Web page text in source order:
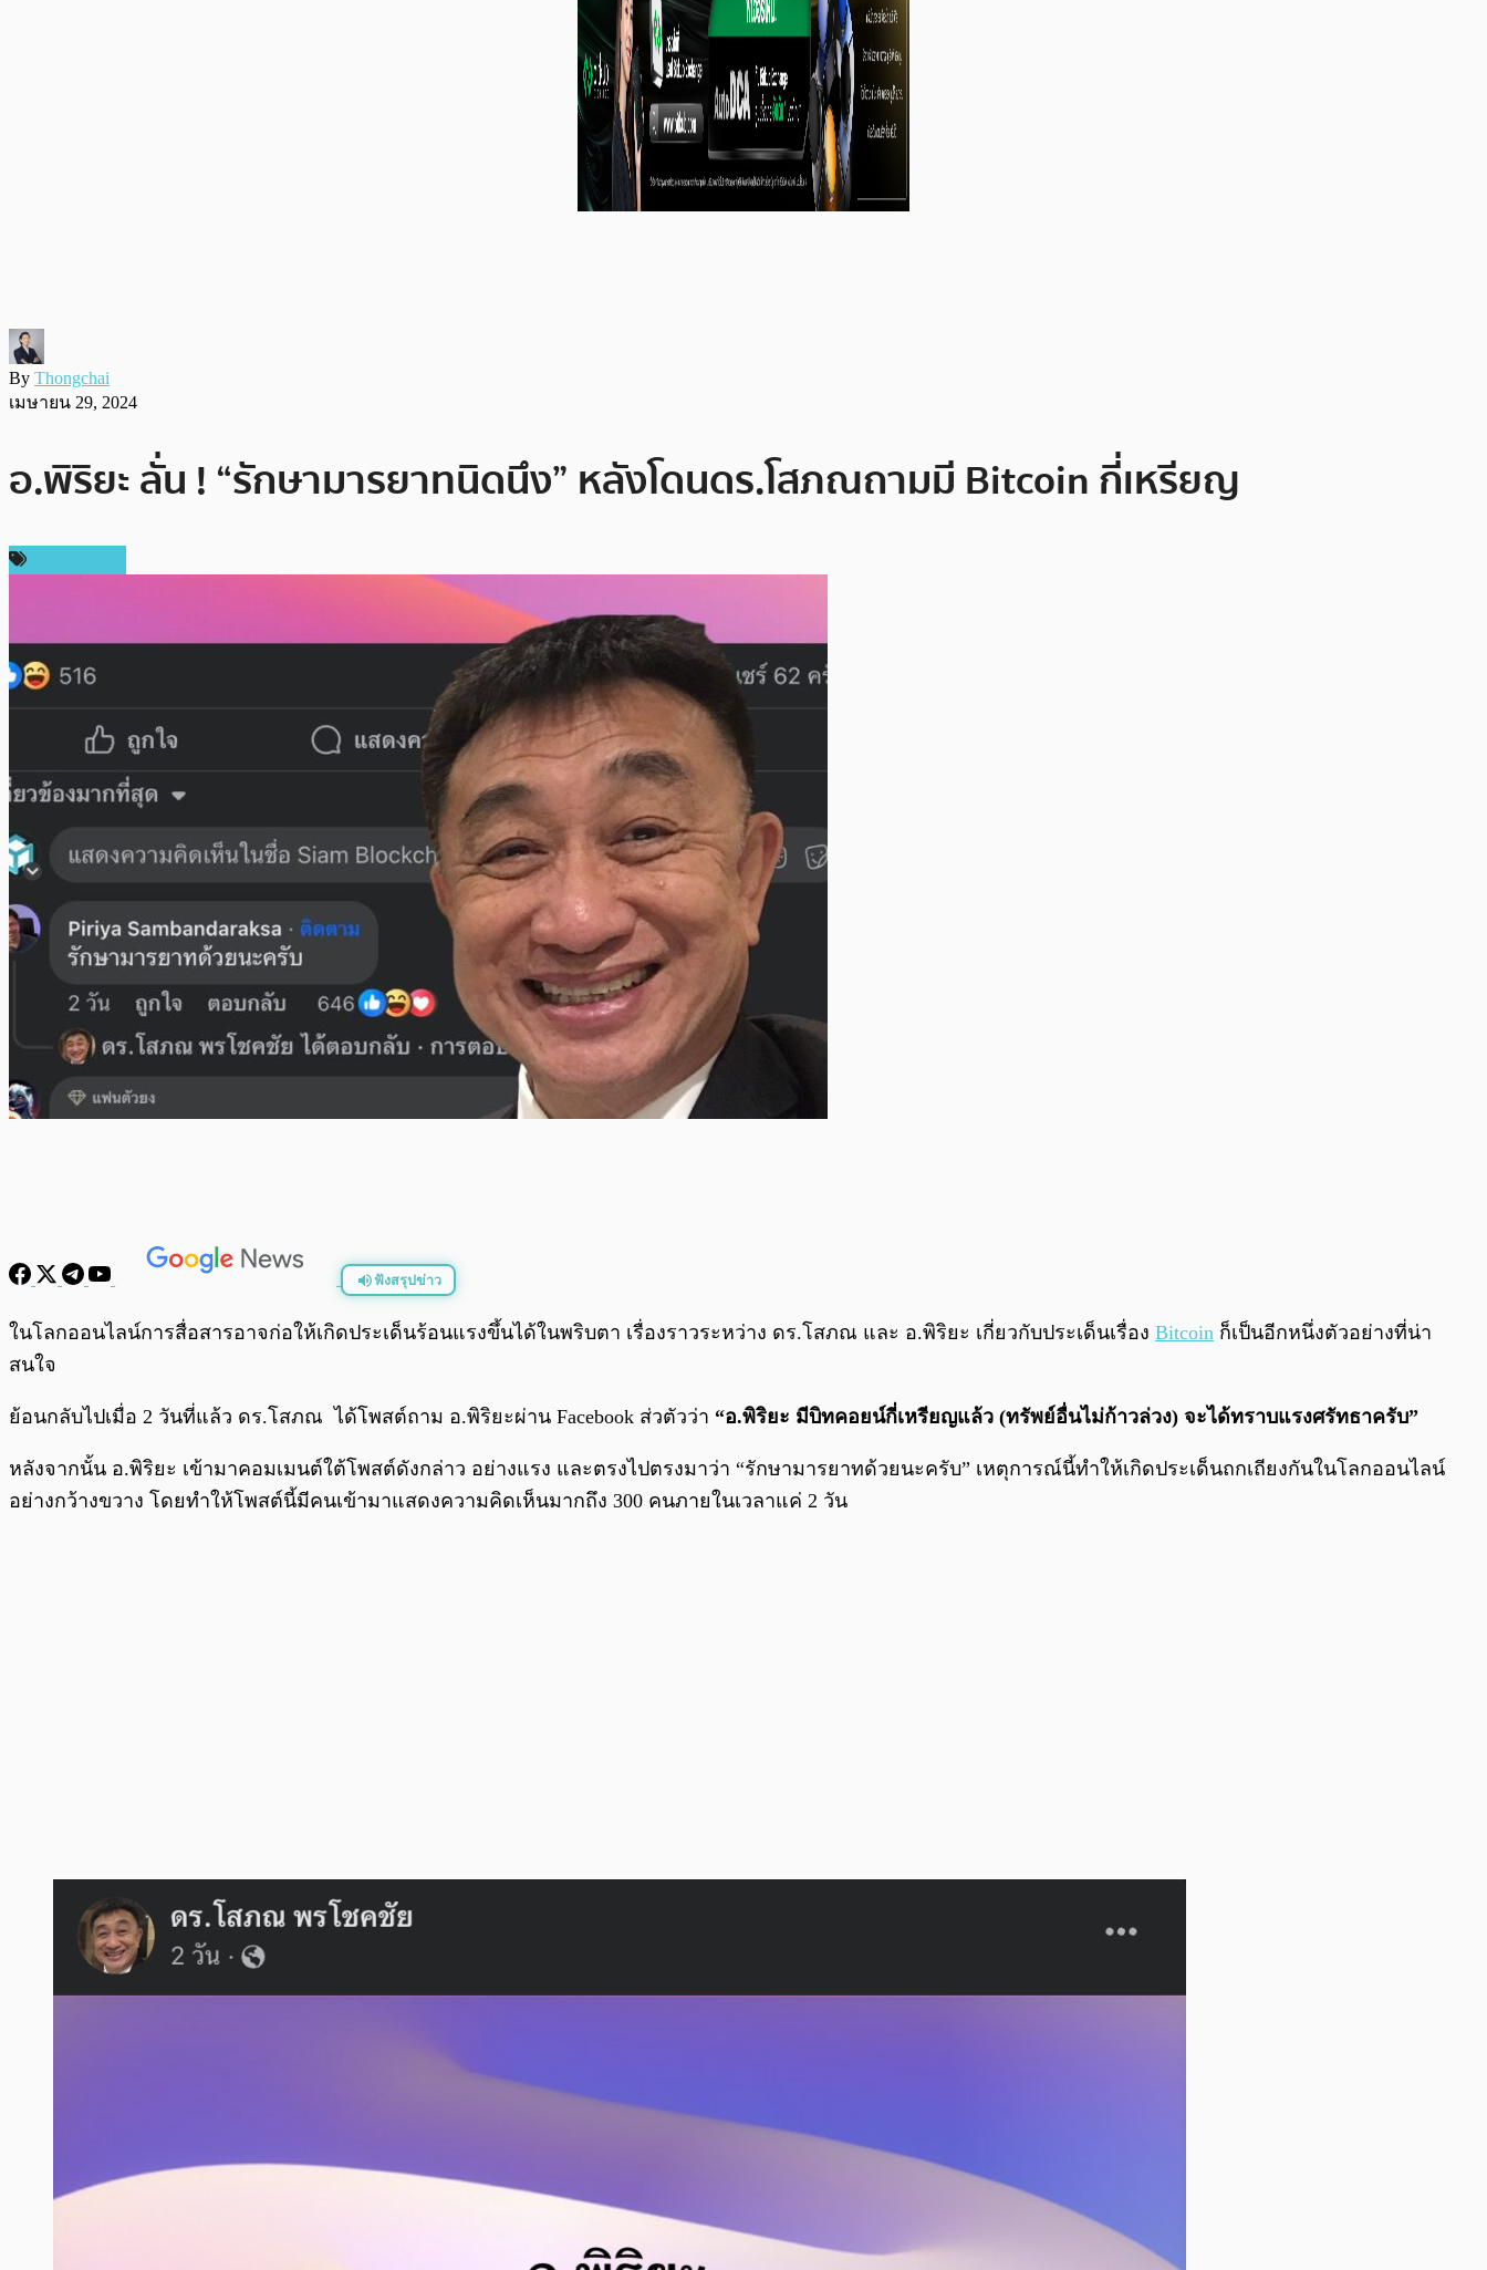
By Thongchai
เมษายน 29, 2024
อ.พิริยะ ลั่น ! “รักษามารยาทนิดนึง” หลังโดนดร.โสภณถามมี Bitcoin กี่เหรียญ
ฟังสรุปข่าว
พร้อมเล่น 0:00 / 0:00
ในโลกออนไลน์การสื่อสารอาจก่อให้เกิดประเด็นร้อนแรงขึ้นได้ในพริบตา เรื่องราวระหว่าง ดร.โสภณ และ อ.พิริยะ เกี่ยวกับประเด็นเรื่อง Bitcoin ก็เป็นอีกหนึ่งตัวอย่างที่น่า
สนใจ
ย้อนกลับไปเมื่อ 2 วันที่แล้ว ดร.โสภณ ได้โพสต์ถาม อ.พิริยะผ่าน Facebook ส่วตัวว่า “อ.พิริยะ มีบิทคอยน์กี่เหรียญแล้ว (ทรัพย์อื่นไม่ก้าวล่วง) จะได้ทราบแรงศรัทธาครับ”
หลังจากนั้น อ.พิริยะ เข้ามาคอมเมนต์ใต้โพสต์ดังกล่าว อย่างแรง และตรงไปตรงมาว่า “รักษามารยาทด้วยนะครับ” เหตุการณ์นี้ทำให้เกิดประเด็นถกเถียงกันในโลกออนไลน์
อย่างกว้างขวาง โดยทำให้โพสต์นี้มีคนเข้ามาแสดงความคิดเห็นมากถึง 300 คนภายในเวลาแค่ 2 วัน